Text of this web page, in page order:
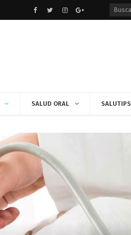
Facebook
TwitterinstagramGoogle+
SALUD ORAL SALUTIPS